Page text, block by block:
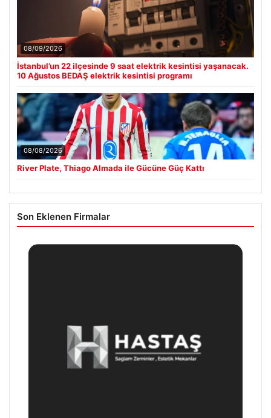
08/09/2026
İstanbul’un 22 ilçesinde 9 saat elektrik kesintisi yaşanacak.
10 Ağustos BEDAŞ elektrik kesintisi programı
08/08/2026
River Plate, Thiago Almada ile Gücüne Güç Kattı
Son Eklenen Firmalar